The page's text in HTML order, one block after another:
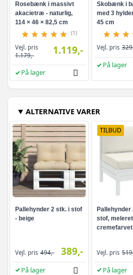
Rosebænk i massivt
akacietræ - naturlig,
114 × 46 × 82,5 cm
(1)
Vejl. pris
1.179,-
1.119,-
På lager
Skobænk i
med 3
45 cm
Vejl. pris
På lager
ALTERNATIVE VARER
Pallehynder 2 stk. i stof
- beige
Vejl. pris 494,- 389,-
På lager
TILBUD
Pallehynder
stof, meleret
cremefarvet
Vejl. pris
På lager